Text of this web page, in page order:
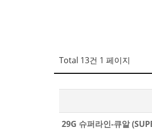
Total 13건 1 페이지
29G 슈퍼라인-큐알